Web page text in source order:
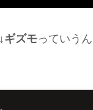
ギズモっていう